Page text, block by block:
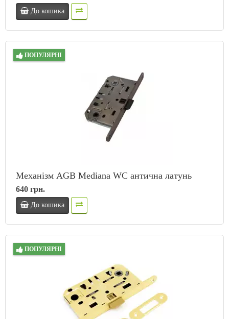
До кошика
ПОПУЛЯРНІ
Механізм AGB Mediana WC антична латунь
640 грн.
До кошика
ПОПУЛЯРНІ